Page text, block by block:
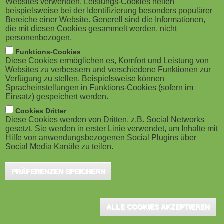
M
o
b
i
l
e
)
Websites verwenden. Leistungs-Cookies helfen
beispielsweise bei der Identifizierung besonders populärer
Bereiche einer Website. Generell sind die Informationen,
die mit diesen Cookies gesammelt werden, nicht
personenbezogen.
Funktions-Cookies
Diese Cookies ermöglichen es, Komfort und Leistung von
Websites zu verbessern und verschiedene Funktionen zur
Verfügung zu stellen. Beispielsweise können
Spracheinstellungen in Funktions-Cookies (sofern im
Einsatz) gespeichert werden.
Cookies Dritter
Diese Cookies werden von Dritten, z.B. Social Networks
gesetzt. Sie werden in erster Linie verwendet, um Inhalte mit
Hilfe von anwendungsbezogenen Social Plugins über
Social Media Kanäle zu teilen.
PRÄFERENZEN SPEICHERN
ALLE COOKIES AKZEPTIEREN